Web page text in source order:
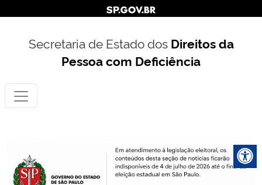
Secretaria de Estado dos Direitos da
Pessoa com Deficiência